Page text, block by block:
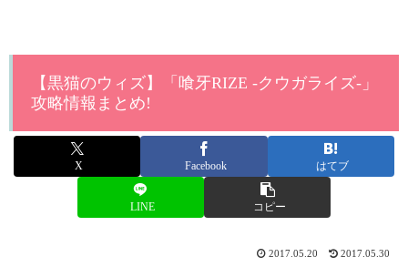
【黒猫のウィズ】「喰牙RIZE -クウガライズ-」
攻略情報まとめ!
X Facebook はてブ
LINE コピー
2017.05.20 2017.05.30